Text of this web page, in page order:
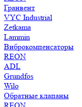
Гранвент
VYC Industrial
Zetkama
Lammin
Виброкомпенсаторы
REON
ADL
Grundfos
Wilo
Обратные клапаны